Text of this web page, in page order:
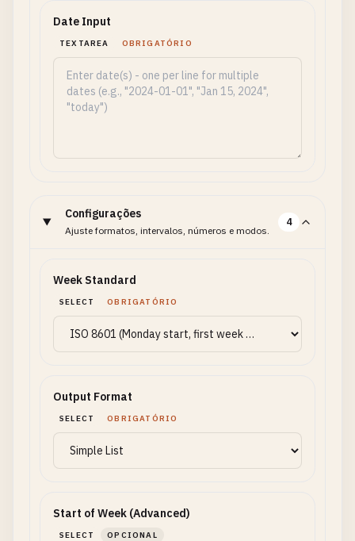
Date Input
TEXTAREA OBRIGATÓRIO
Configurações
Ajuste formatos, intervalos, números e modos.
4
Week Standard
SELECT OBRIGATÓRIO
Output Format
SELECT OBRIGATÓRIO
Start of Week (Advanced)
SELECT OPCIONAL